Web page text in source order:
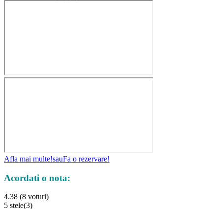
Afla mai multe!sauFa o rezervare!
Acordati o nota:
4.38 (8 voturi)
5 stele(3)